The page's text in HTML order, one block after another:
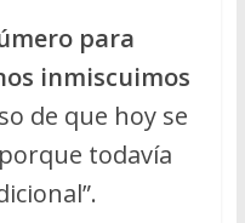
para
inmiscuimos
de que hoy se
todavía